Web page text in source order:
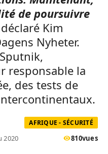
de poursuivre
Kim
Nyheter.
responsable la
des tests de
AFRIQUE - SÉCURITÉ
2020 810vues